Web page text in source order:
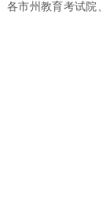
各市州教育考试院